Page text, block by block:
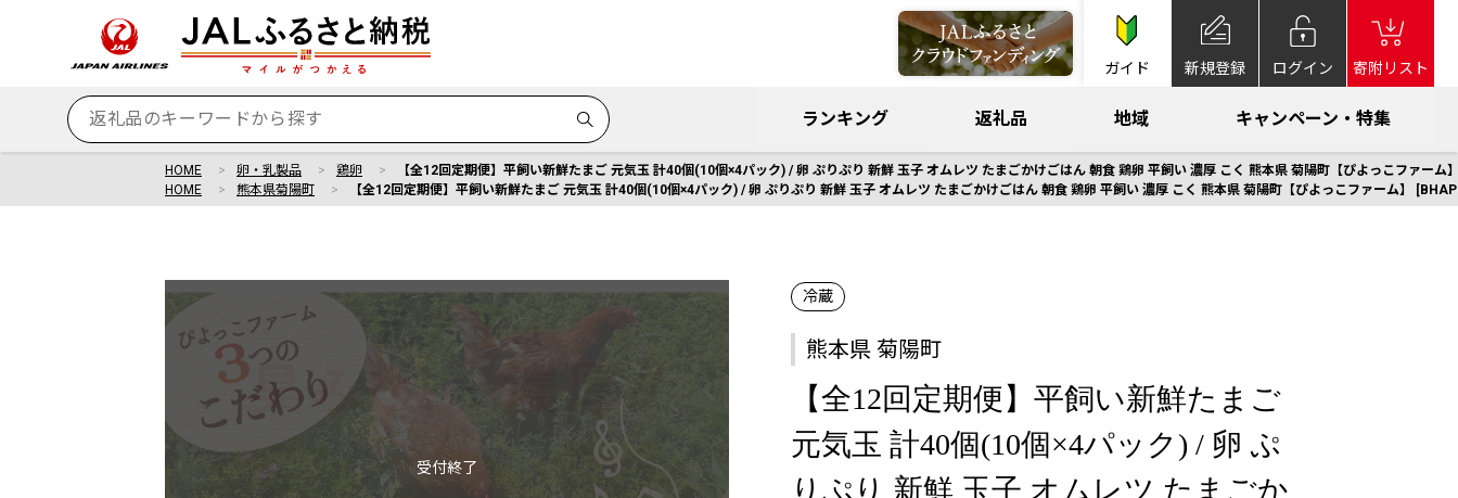
ガイド 新規登録 ログイン 寄附リスト
ランキング 返礼品 地域 キャンペーン・特集
HOME 卵・乳製品 鶏卵
【全12回定期便】平飼い新鮮たまご 元気玉 計40個(10個×4パック) / 卵 ぷりぷり 新鮮 玉子 オムレツ たまごかけごはん 朝食 鶏卵 平飼い 濃厚 こく 熊本県 菊陽町【ぴよっこファーム
HOME
熊本県菊陽町 【全12回定期便】平飼い新鮮たまご 元気玉 計40個(10個×4パック) / 卵 ぷりぷり 新鮮 玉子 オムレツ たまごかけごはん 朝食 鶏卵 平飼い 濃厚 こく 熊本県 菊陽町【ぴよっこファーム】
冷蔵
熊本県 菊陽町
【全12回定期便】平飼い新鮮たまご
元気玉 計40個(10個×4パック) / 卵 ぷ
りぷり 新鮮 玉子 オムレツ たまごか
受付終了